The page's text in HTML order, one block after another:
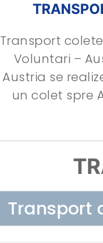
Transport
Voluntari –
Austria se
un colet spre
Transport